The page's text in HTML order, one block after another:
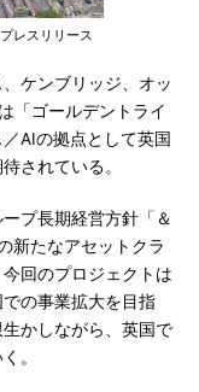
レスリリース
ケンブリッジ、オッ
「ゴールデントライ
AIの拠点として英国
されている。
プ長期経営方針「＆
新たなアセットクラ
回のプロジェクトは
の事業拡大を目指
かしながら、英国で
。